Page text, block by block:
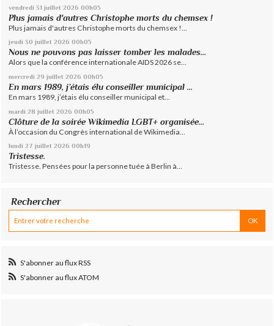
vendredi 31 juillet 2026 00h05
Plus jamais d'autres Christophe morts du chemsex !
Plus jamais d'autres Christophe morts du chemsex !...
jeudi 30 juillet 2026 00h05
Nous ne pouvons pas laisser tomber les malades...
Alors que la conférence internationale AIDS 2026 se...
mercredi 29 juillet 2026 00h05
En mars 1989, j’étais élu conseiller municipal ...
En mars 1989, j’étais élu conseiller municipal et...
mardi 28 juillet 2026 00h05
Clôture de la soirée Wikimedia LGBT+ organisée...
À l’occasion du Congrès international de Wikimedia...
lundi 27 juillet 2026 00h19
Tristesse.
Tristesse. Pensées pour la personne tuée à Berlin à...
Rechercher
S'abonner au flux RSS
S'abonner au flux ATOM